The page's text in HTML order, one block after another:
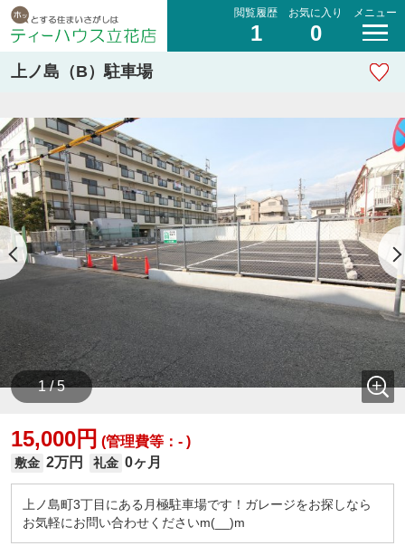
閲覧履歴
1
お気に入り
0
メニュー
上ノ島（B）駐車場
1 / 5
15,000円 (管理費等：- )
敷金 2万円 礼金 0ヶ月
上ノ島町3丁目にある月極駐車場です！ガレージをお探しなら
お気軽にお問い合わせくださいm(__)m